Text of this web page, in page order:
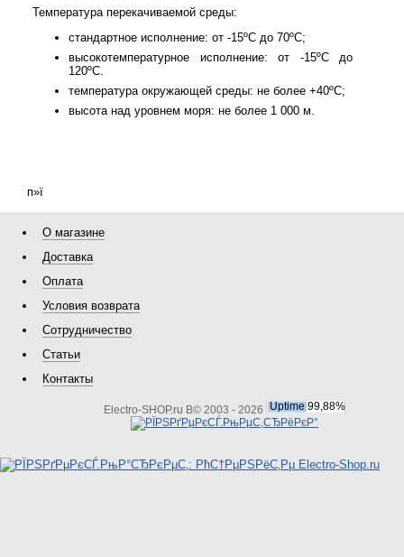
Температура перекачиваемой среды:
стандартное исполнение: от -15ºС до 70ºС;
высокотемпературное исполнение: от -15ºС до
120ºС.
температура окружающей среды: не более +40ºС;
высота над уровнем моря: не более 1 000 м.
п»ї
О магазине
Доставка
Оплата
Условия возврата
Сотрудничество
Статьи
Контакты
Electro-SHOP.ru В© 2003 - 2026